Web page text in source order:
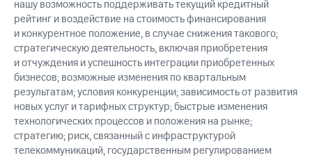
нашу возможность поддерживать текущий кредитный
рейтинг и воздействие на стоимость финансирования
и конкурентное положение, в случае снижения такового;
стратегическую деятельность, включая приобретения
и отчуждения и успешность интеграции приобретенных
бизнесов; возможные изменения по квартальным
результатам; условия конкуренции; зависимость от развития
новых услуг и тарифных структур; быстрые изменения
технологических процессов и положения на рынке;
стратегию; риск, связанный с инфраструктурой
телекоммуникаций, государственным регулированием